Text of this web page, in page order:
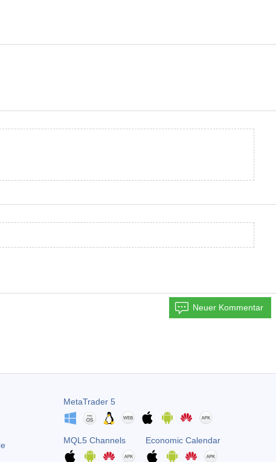
Neuer Kommentar
MetaTrader 5
MQL5 Channels Economic Calendar